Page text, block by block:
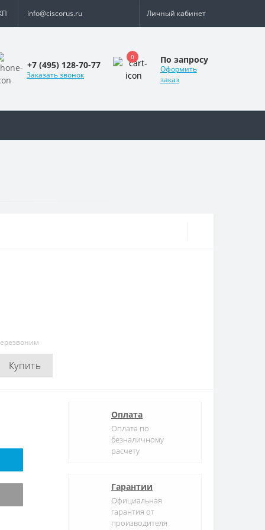
info@ciscorus.ru Личный кабинет
+7 (495) 128-70-77
Заказать звонок
0 По запросу
Оформить
заказ
Купить
Оплата
Оплата по
безналичному
расчету
Гарантии
Официальная
гарантия от
производителя